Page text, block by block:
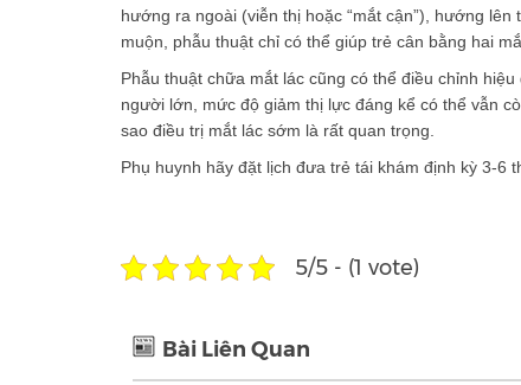
hướng ra ngoài (viễn thị hoặc “mắt cận”), hướng
muộn, phẫu thuật chỉ có thể giúp trẻ cân bằng hai
Phẫu thuật chữa mắt lác cũng có thể điều chỉnh
người lớn, mức độ giảm thị lực đáng kể có thể vẫn
sao điều trị mắt lác sớm là rất quan trọng.
Phụ huynh hãy đặt lịch đưa trẻ tái khám định kỳ 3-6
5/5 - (1 vote)
Bài Liên Quan